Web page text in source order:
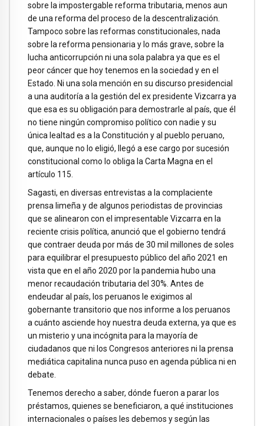
sobre la impostergable reforma tributaria, menos aun
de una reforma del proceso de la descentralización.
Tampoco sobre las reformas constitucionales, nada
sobre la reforma pensionaria y lo más grave, sobre la
lucha anticorrupción ni una sola palabra ya que es el
peor cáncer que hoy tenemos en la sociedad y en el
Estado. Ni una sola mención en su discurso presidencial
a una auditoría a la gestión del ex presidente Vizcarra ya
que esa es su obligación para demostrarle al país, que él
no tiene ningún compromiso político con nadie y su
única lealtad es a la Constitución y al pueblo peruano,
que, aunque no lo eligió, llegó a ese cargo por sucesión
constitucional como lo obliga la Carta Magna en el
artículo 115.
Sagasti, en diversas entrevistas a la complaciente
prensa limeña y de algunos periodistas de provincias
que se alinearon con el impresentable Vizcarra en la
reciente crisis política, anunció que el gobierno tendrá
que contraer deuda por más de 30 mil millones de soles
para equilibrar el presupuesto público del año 2021 en
vista que en el año 2020 por la pandemia hubo una
menor recaudación tributaria del 30%. Antes de
endeudar al país, los peruanos le exigimos al
gobernante transitorio que nos informe a los peruanos
a cuánto asciende hoy nuestra deuda externa, ya que es
un misterio y una incógnita para la mayoría de
ciudadanos que ni los Congresos anteriores ni la prensa
mediática capitalina nunca puso en agenda pública ni en
debate.
Tenemos derecho a saber, dónde fueron a parar los
préstamos, quienes se beneficiaron, a qué instituciones
internacionales o países les debemos y según las